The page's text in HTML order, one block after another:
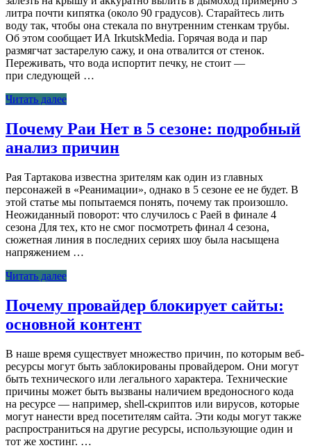
литра почти кипятка (около 90 градусов). Старайтесь лить
воду так, чтобы она стекала по внутренним стенкам трубы.
Об этом сообщает ИА IrkutskMedia. Горячая вода и пар
размягчат застарелую сажу, и она отвалится от стенок.
Переживать, что вода испортит печку, не стоит —
при следующей …
Читать далее
Почему Раи Нет в 5 сезоне: подробный
анализ причин
Рая Тартакова известна зрителям как один из главных
персонажей в «Реанимации», однако в 5 сезоне ее не будет. В
этой статье мы попытаемся понять, почему так произошло.
Неожиданный поворот: что случилось с Раей в финале 4
сезона Для тех, кто не смог посмотреть финал 4 сезона,
сюжетная линия в последних сериях шоу была насыщена
напряжением …
Читать далее
Почему провайдер блокирует сайты:
основной контент
В наше время существует множество причин, по которым веб-
ресурсы могут быть заблокированы провайдером. Они могут
быть технического или легального характера. Технические
причины может быть вызваны наличием вредоносного кода
на ресурсе — например, shell-скриптов или вирусов, которые
могут нанести вред посетителям сайта. Эти коды могут также
распространиться на другие ресурсы, использующие один и
тот же хостинг. …